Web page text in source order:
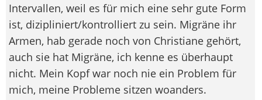
Intervallen, weil es für mich eine sehr gute Form
ist, dizipliniert/kontrolliert zu sein. Migräne ihr
Armen, hab gerade noch von Christiane gehört,
auch sie hat Migräne, ich kenne es überhaupt
nicht. Mein Kopf war noch nie ein Problem für
mich, meine Probleme sitzen woanders.